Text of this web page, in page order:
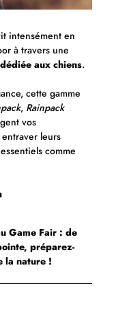
intensément en
à travers une
aux chiens.
cette gamme
, Rainpack
vos
leurs
comme
Game Fair : de
préparez-
la nature !